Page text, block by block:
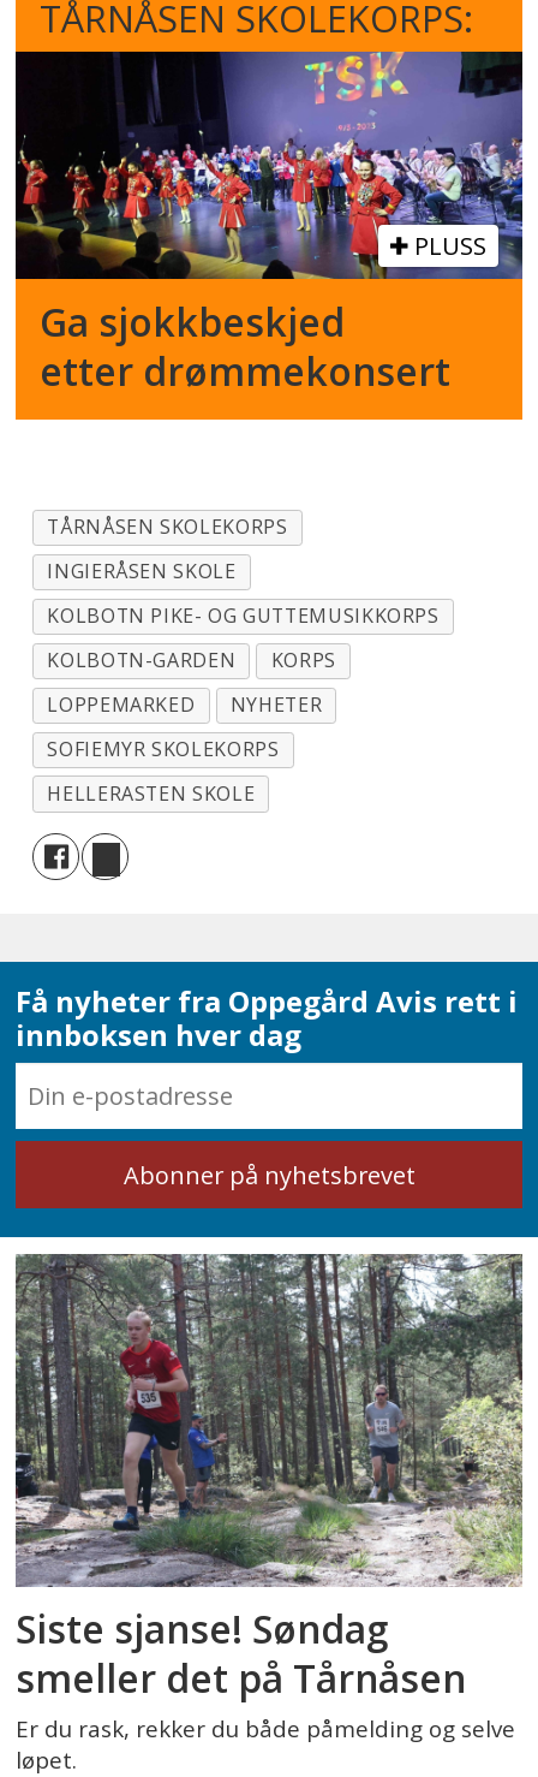
TÅRNÅSEN SKOLEKORPS:
PLUSS
Ga sjokkbeskjed
etter drømmekonsert
TÅRNÅSEN SKOLEKORPS
INGIERÅSEN SKOLE
KOLBOTN PIKE- OG GUTTEMUSIKKORPS
KOLBOTN-GARDEN
KORPS
LOPPEMARKED
NYHETER
SOFIEMYR SKOLEKORPS
HELLERASTEN SKOLE
Få nyheter fra Oppegård Avis rett i
innboksen hver dag
Siste sjanse! Søndag
smeller det på Tårnåsen
Er du rask, rekker du både påmelding og selve
løpet.